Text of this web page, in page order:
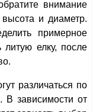
внимание
и диаметр.
примерное
литую елку, после
различаться по
В зависимости от